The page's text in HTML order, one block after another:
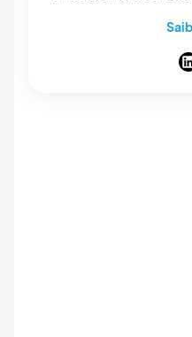
— cada vez mais — a
respostas das IA.